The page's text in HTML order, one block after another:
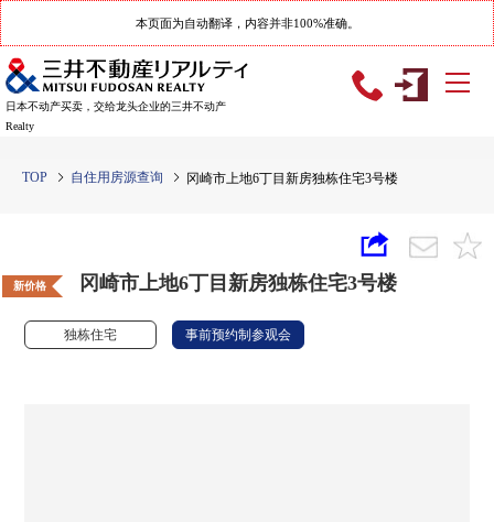
本页面为自动翻译，内容并非100%准确。
日本不动产买卖，交给龙头企业的三井不动产
Realty
TOP 自住用房源查询 冈崎市上地6丁目新房独栋住宅3号楼
新价格 冈崎市上地6丁目新房独栋住宅3号楼
独栋住宅 事前预约制参观会